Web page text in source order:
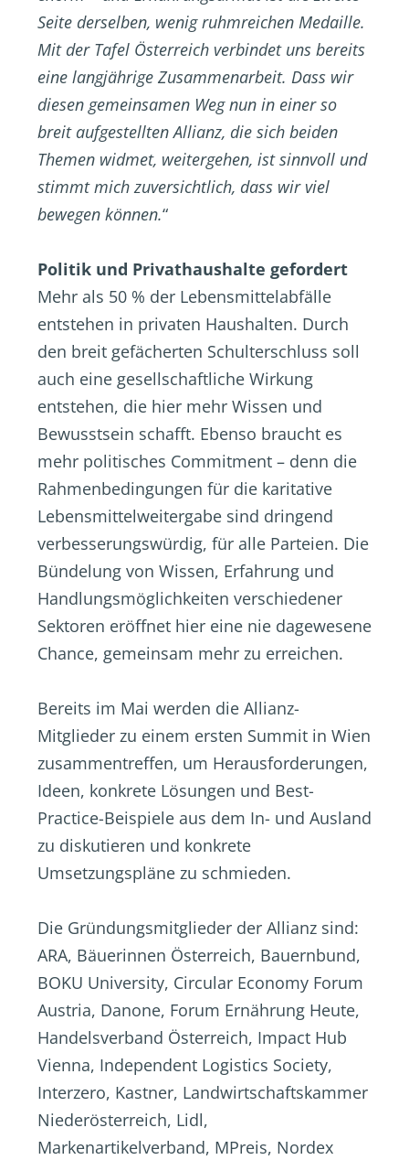
Seite derselben, wenig ruhmreichen Medaille.
Mit der Tafel Österreich verbindet uns bereits
eine langjährige Zusammenarbeit. Dass wir
diesen gemeinsamen Weg nun in einer so
breit aufgestellten Allianz, die sich beiden
Themen widmet, weitergehen, ist sinnvoll und
stimmt mich zuversichtlich, dass wir viel
bewegen können.“
Politik und Privathaushalte gefordert
Mehr als 50 % der Lebensmittelabfälle
entstehen in privaten Haushalten. Durch
den breit gefächerten Schulterschluss soll
auch eine gesellschaftliche Wirkung
entstehen, die hier mehr Wissen und
Bewusstsein schafft. Ebenso braucht es
mehr politisches Commitment – denn die
Rahmenbedingungen für die karitative
Lebensmittelweitergabe sind dringend
verbesserungswürdig, für alle Parteien. Die
Bündelung von Wissen, Erfahrung und
Handlungsmöglichkeiten verschiedener
Sektoren eröffnet hier eine nie dagewesene
Chance, gemeinsam mehr zu erreichen.
Bereits im Mai werden die Allianz-
Mitglieder zu einem ersten Summit in Wien
zusammentreffen, um Herausforderungen,
Ideen, konkrete Lösungen und Best-
Practice-Beispiele aus dem In- und Ausland
zu diskutieren und konkrete
Umsetzungspläne zu schmieden.
Die Gründungsmitglieder der Allianz sind:
ARA, Bäuerinnen Österreich, Bauernbund,
BOKU University, Circular Economy Forum
Austria, Danone, Forum Ernährung Heute,
Handelsverband Österreich, Impact Hub
Vienna, Independent Logistics Society,
Interzero, Kastner, Landwirtschaftskammer
Niederösterreich, Lidl,
Markenartikelverband, MPreis, Nordex